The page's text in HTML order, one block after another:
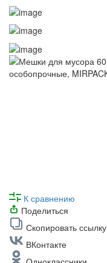
К сравнению
Поделиться
Скопировать ссылку
ВКонтакте